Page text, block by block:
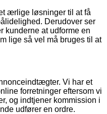
ærlige løsninger til at få
Derudover ser
kunderne at udforme en
lige så vel må bruges til at
Vi har et
forretninger eftersom vi
og indtjener kommission i
udfører en ordre.